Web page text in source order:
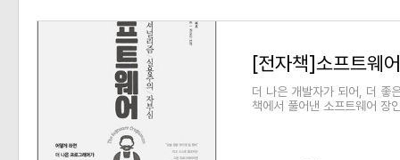
[전자책]소프트웨
더 나은 개발자가 되어, 더 좋
책에서 풀어낸 소프트웨어 장